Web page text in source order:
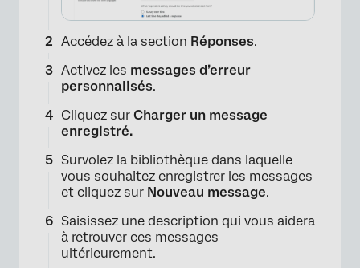
Accédez à la section Réponses.
Activez les messages d’erreur
personnalisés.
Cliquez sur Charger un message
enregistré.
Survolez la bibliothèque dans laquelle
vous souhaitez enregistrer les messages
et cliquez sur Nouveau message.
Saisissez une description qui vous aidera
à retrouver ces messages
ultérieurement.